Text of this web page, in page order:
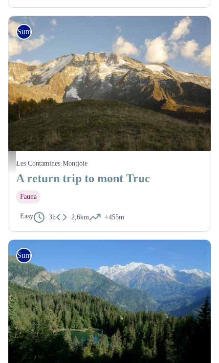
Mont-Truc - Geoffrey Garcel - CEN 74
Summer hike
Les Contamines-Montjoie
A return trip to mont Truc
Fauna
Easy 3h 2,6km +455m
Summer hike